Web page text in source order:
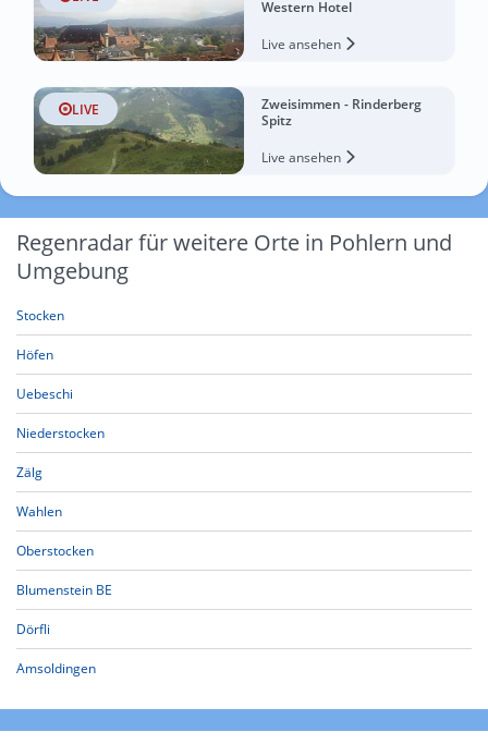
Western Hotel
Live ansehen
LIVE
Zweisimmen - Rinderberg
Spitz
Live ansehen
Regenradar für weitere Orte in Pohlern und
Umgebung
Stocken
Höfen
Uebeschi
Niederstocken
Zälg
Wahlen
Oberstocken
Blumenstein BE
Dörfli
Amsoldingen